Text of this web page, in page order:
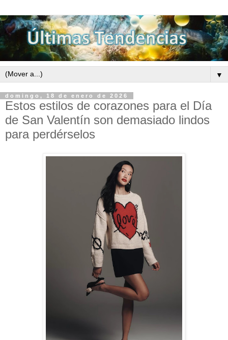
▼
domingo, 18 de enero de 2026
Estos estilos de corazones para el Día
de San Valentín son demasiado lindos
para perdérselos